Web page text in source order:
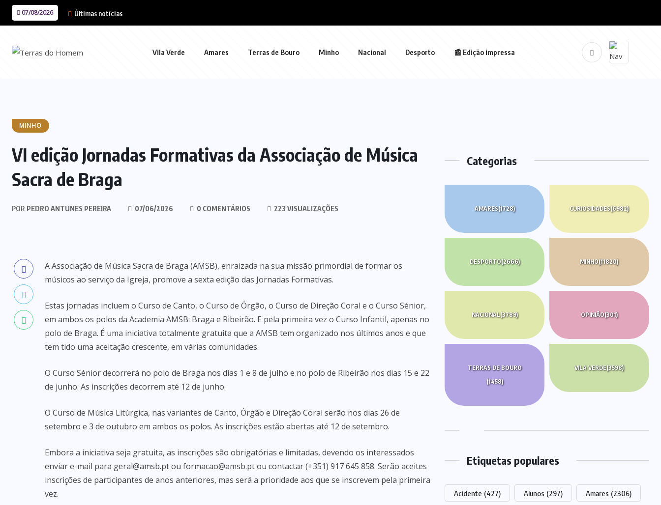
07/08/2026 Últimas notícias
Vila Verde Amares Terras de Bouro Minho Nacional Desporto 📰 Edição impressa
MINHO
VI edição Jornadas Formativas da Associação de Música
Sacra de Braga
POR PEDRO ANTUNES PEREIRA 07/06/2026 0 COMENTÁRIOS 223 VISUALIZAÇÕES
A Associação de Música Sacra de Braga (AMSB), enraizada na sua missão primordial de formar os
músicos ao serviço da Igreja, promove a sexta edição das Jornadas Formativas.
Estas jornadas incluem o Curso de Canto, o Curso de Órgão, o Curso de Direção Coral e o Curso Sénior,
em ambos os polos da Academia AMSB: Braga e Ribeirão. E pela primeira vez o Curso Infantil, apenas no
polo de Braga. É uma iniciativa totalmente gratuita que a AMSB tem organizado nos últimos anos e que
tem tido uma aceitação crescente, em várias comunidades.
O Curso Sénior decorrerá no polo de Braga nos dias 1 e 8 de julho e no polo de Ribeirão nos dias 15 e 22
de junho. As inscrições decorrem até 12 de junho.
O Curso de Música Litúrgica, nas variantes de Canto, Órgão e Direção Coral serão nos dias 26 de
setembro e 3 de outubro em ambos os polos. As inscrições estão abertas até 12 de setembro.
Embora a iniciativa seja gratuita, as inscrições são obrigatórias e limitadas, devendo os interessados
enviar e-mail para geral@amsb.pt ou formacao@amsb.pt ou contactar (+351) 917 645 858. Serão aceites
inscrições de participantes de anos anteriores, mas será a prioridade aos que se inscrevem pela primeira
vez.
Categorias
AMARES(1728) CURIOSIDADES(6982)
DESPORTO(2666) MINHO(11820)
NACIONAL(3789) OPINIÃO(301)
TERRAS DE BOURO
(1458)
VILA VERDE(3598)
Etiquetas populares
Acidente (427) Alunos (297) Amares (2306)